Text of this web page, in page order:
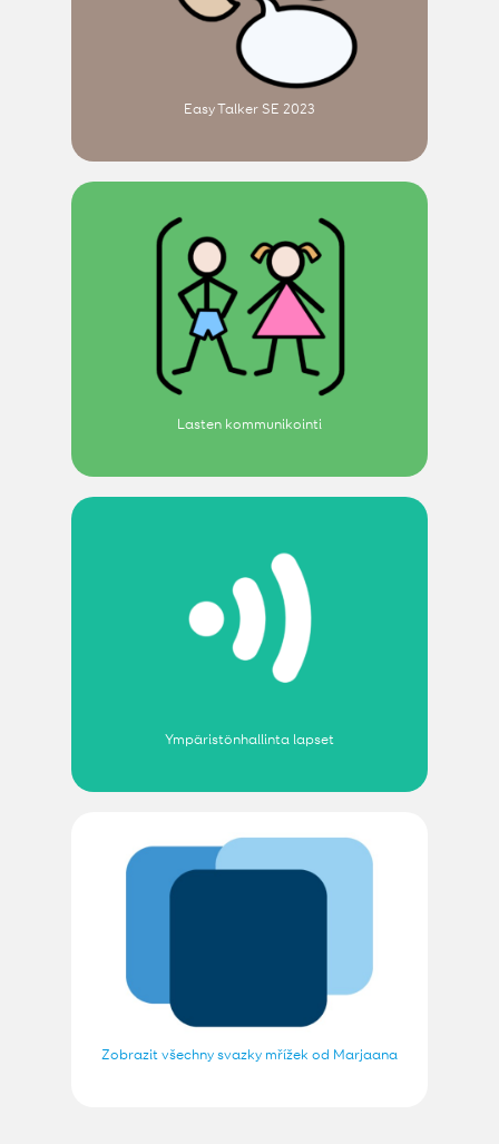
Easy Talker SE 2023
Lasten kommunikointi
Ympäristönhallinta lapset
Zobrazit všechny svazky mřížek od Marjaana